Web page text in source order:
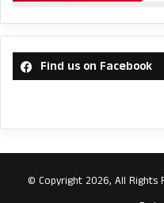
Find us on Facebook
© Copyright 2026, All Rights